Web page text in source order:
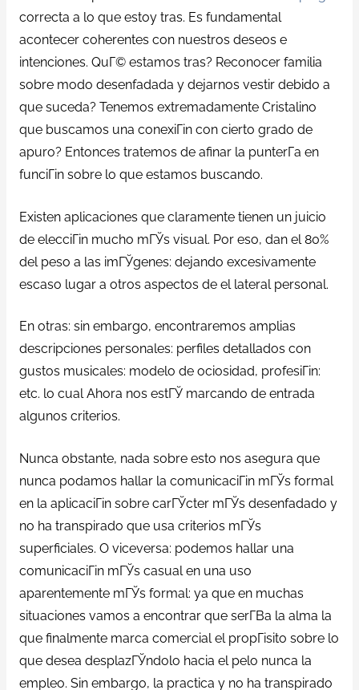
correcta a lo que estoy tras. Es fundamental
acontecer coherentes con nuestros deseos e
intenciones. QuГ© estamos tras? Reconocer familia
sobre modo desenfadada y dejarnos vestir debido a
que suceda? Tenemos extremadamente Cristalino
que buscamos una conexiГіn con cierto grado de
apuro? Entonces tratemos de afinar la punterГ­a en
funciГіn sobre lo que estamos buscando.
Existen aplicaciones que claramente tienen un juicio
de elecciГіn mucho mГЎs visual. Por eso, dan el 80%
del peso a las imГЎgenes: dejando excesivamente
escaso lugar a otros aspectos de el lateral personal.
En otras: sin embargo, encontraremos amplias
descripciones personales: perfiles detallados con
gustos musicales: modelo de ociosidad, profesiГіn:
etc. lo cual Ahora nos estГЎ marcando de entrada
algunos criterios.
Nunca obstante, nada sobre esto nos asegura que
nunca podamos hallar la comunicaciГіn mГЎs formal
en la aplicaciГіn sobre carГЎcter mГЎs desenfadado y
no ha transpirado que usa criterios mГЎs
superficiales. O viceversa: podemos hallar una
comunicaciГіn mГЎs casual en una uso
aparentemente mГЎs formal: ya que en muchas
situaciones vamos a encontrar que serГ­В­a la alma la
que finalmente marca comercial el propГіsito sobre lo
que desea desplazГЎndolo hacia el pelo nunca la
empleo. Sin embargo, la practica y no ha transpirado